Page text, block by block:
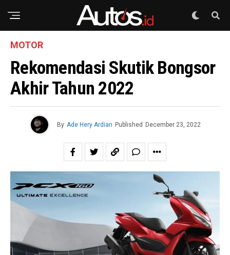
MOTOR
Rekomendasi Skutik Bongsor
Akhir Tahun 2022
By Ade Hery Ardian Published December 23, 2022